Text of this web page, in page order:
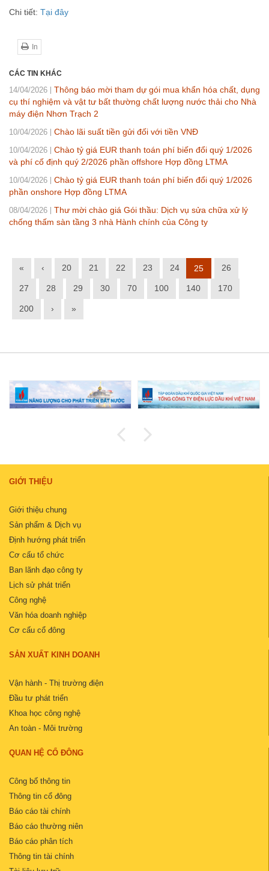
Chi tiết: Tại đây
In
CÁC TIN KHÁC
14/04/2026
Thông báo mời tham dự gói mua khẩn hóa chất, dụng
cụ thí nghiệm và vật tư bất thường chất lượng nước thải cho Nhà
máy điện Nhơn Trạch 2
10/04/2026 Chào lãi suất tiền gửi đối với tiền VNĐ
10/04/2026
Chào tỷ giá EUR thanh toán phí biến đổi quý 1/2026
và phí cố định quý 2/2026 phần offshore Hợp đồng LTMA
10/04/2026
Chào tỷ giá EUR thanh toán phí biến đổi quý 1/2026
phần onshore Hợp đồng LTMA
08/04/2026
Thư mời chào giá Gói thầu: Dịch vụ sửa chữa xử lý
chống thấm sàn tầng 3 nhà Hành chính của Công ty
« ‹ 20 21 22 23 24 25 26
27 28 29 30 70 100 140 170
200 › »
GIỚI THIỆU
Giới thiệu chung
Sản phẩm & Dịch vụ
Định hướng phát triển
Cơ cấu tổ chức
Ban lãnh đạo công ty
Lịch sử phát triển
Công nghệ
Văn hóa doanh nghiệp
Cơ cấu cổ đông
SẢN XUẤT KINH DOANH
Vận hành - Thị trường điện
Đầu tư phát triển
Khoa học công nghệ
An toàn - Môi trường
QUAN HỆ CỔ ĐÔNG
Công bố thông tin
Thông tin cổ đông
Báo cáo tài chính
Báo cáo thường niên
Báo cáo phân tích
Thông tin tài chính